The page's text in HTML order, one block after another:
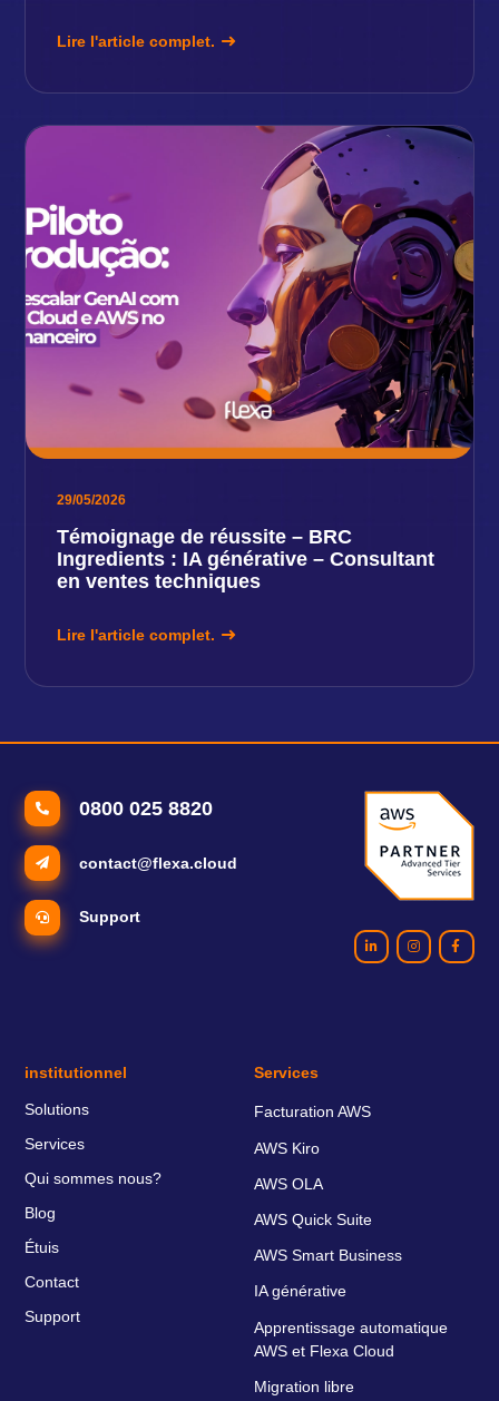
Lire l'article complet.
29/05/2026
Témoignage de réussite – BRC
Ingredients : IA générative – Consultant
en ventes techniques
Lire l'article complet.
0800 025 8820
contact@flexa.cloud
Support
institutionnel
Solutions
Services
Qui sommes nous?
Blog
Étuis
Contact
Support
Services
Facturation AWS
AWS Kiro
AWS OLA
AWS Quick Suite
AWS Smart Business
IA générative
Apprentissage automatique
AWS et Flexa Cloud
Migration libre